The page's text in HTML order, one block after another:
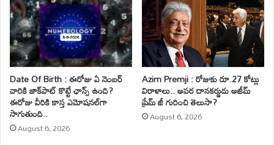
Date Of Birth : ఈరోజు ఏ నెంబర్
వారికి జాక్‌పాట్ కొట్టే ఛాన్స్ ఉంది?
ఈరోజు వీరికి కాస్త ఎమోషనల్‌గా
సాగుతుంది..
August 6, 2026
Azim Premji : రోజుకు రూ.27 కోట్లు
విరాళాలు.. అపర దానకర్ణుడు అజీమ్
ప్రేమ్ జీ గురించి తెలుసా?
August 6, 2026